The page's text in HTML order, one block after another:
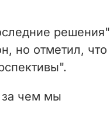
решения"
но отметил, что
за чем мы